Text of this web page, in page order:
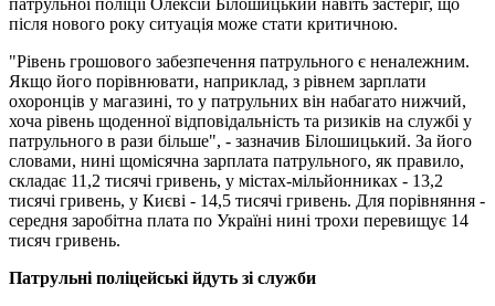
після нового року ситуація може стати критичною.
"Рівень грошового забезпечення патрульного є неналежним.
Якщо його порівнювати, наприклад, з рівнем зарплати
охоронців у магазині, то у патрульних він набагато нижчий,
хоча рівень щоденної відповідальність та ризиків на службі у
патрульного в рази більше", - зазначив Білошицький. За його
словами, нині щомісячна зарплата патрульного, як правило,
складає 11,2 тисячі гривень, у містах-мільйонниках - 13,2
тисячі гривень, у Києві - 14,5 тисячі гривень. Для порівняння -
середня заробітна плата по Україні нині трохи перевищує 14
тисяч гривень.
Патрульні поліцейські йдуть зі служби